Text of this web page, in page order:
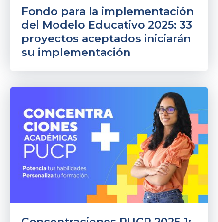
Fondo para la implementación
del Modelo Educativo 2025: 33
proyectos aceptados iniciarán
su implementación